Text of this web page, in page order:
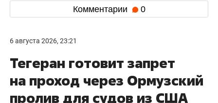
Комментарии 0
6 августа 2026, 23:21
Тегеран готовит запрет
на проход через Ормузский
пролив для судов из США